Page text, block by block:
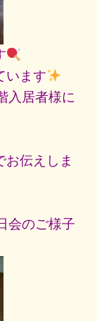
います
入居者様に
お伝えしま
会のご様子